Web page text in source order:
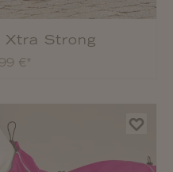
Xtra Strong
€*